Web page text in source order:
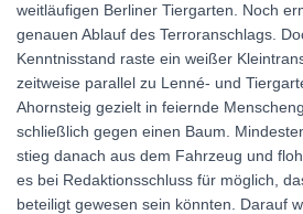
weitläufigen Berliner Tiergarten. Noch
genauen Ablauf des Terroranschlags.
Kenntnisstand raste ein weißer
zeitweise parallel zu Lenné- und
Ahornsteig gezielt in feiernde
schließlich gegen einen Baum.
stieg danach aus dem Fahrzeug und
es bei Redaktionsschluss für möglich,
beteiligt gewesen sein könnten. Darauf